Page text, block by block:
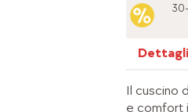
Dettagli
Il cuscino
e comfort